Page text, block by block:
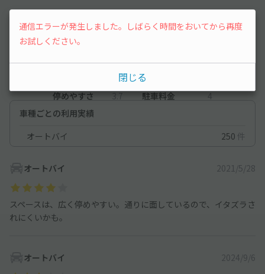
レビュー
4（3件）
4 立地
停めやすさ
3.7 駐車料金
4
車種ごとの利用実績
オートバイ
250 件
オートバイ 2021/5/28
スペースは、広く停めやすい。通りに面しているので、イタズラさ
れにくいかも。
オートバイ 2024/9/6
通信エラーが発生しました。しばらく時間をおいてから再度
お試しください。
閉じる